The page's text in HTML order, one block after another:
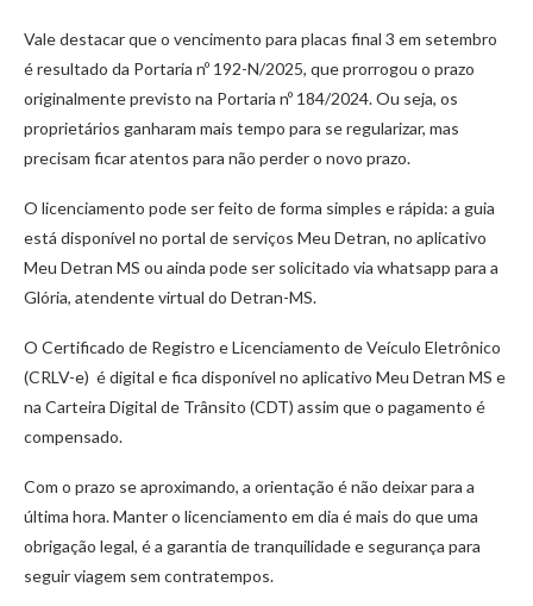
Vale destacar que o vencimento para placas final 3 em setembro
é resultado da Portaria nº 192-N/2025, que prorrogou o prazo
originalmente previsto na Portaria nº 184/2024. Ou seja, os
proprietários ganharam mais tempo para se regularizar, mas
precisam ficar atentos para não perder o novo prazo.
O licenciamento pode ser feito de forma simples e rápida: a guia
está disponível no portal de serviços Meu Detran, no aplicativo
Meu Detran MS ou ainda pode ser solicitado via whatsapp para a
Glória, atendente virtual do Detran-MS.
O Certificado de Registro e Licenciamento de Veículo Eletrônico
(CRLV-e) é digital e fica disponível no aplicativo Meu Detran MS e
na Carteira Digital de Trânsito (CDT) assim que o pagamento é
compensado.
Com o prazo se aproximando, a orientação é não deixar para a
última hora. Manter o licenciamento em dia é mais do que uma
obrigação legal, é a garantia de tranquilidade e segurança para
seguir viagem sem contratempos.